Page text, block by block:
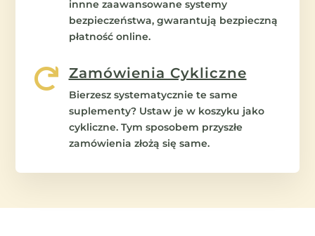
innne zaawansowane systemy
bezpieczeństwa, gwarantują bezpieczną
płatność online.
 Zamówienia Cykliczne
Bierzesz systematycznie te same
suplementy? Ustaw je w koszyku jako
cykliczne. Tym sposobem przyszłe
zamówienia złożą się same.